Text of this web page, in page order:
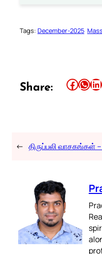
Tags: December-2025
Share: Share this article on Facebook Share this article on WhatsApp Share this article on LinkedIn
← திருப்பலி வாசகங்கள்